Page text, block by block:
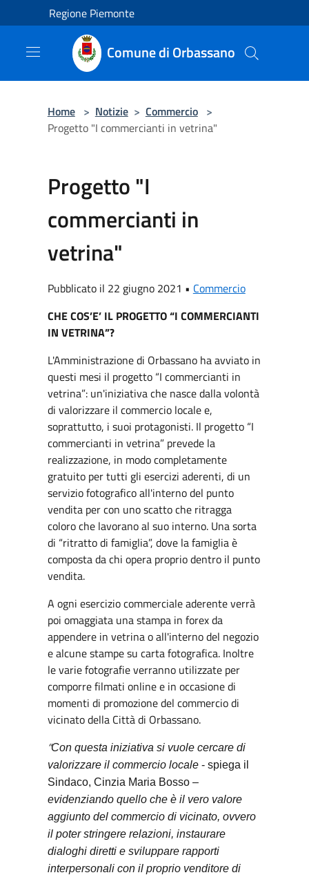
Salta al contenuto principale
Regione Piemonte
Comune di Orbassano
Home > Notizie > Commercio >
Progetto "I commercianti in vetrina"
Progetto "I
commercianti in
vetrina"
Pubblicato il 22 giugno 2021 • Commercio
CHE COS’E’ IL PROGETTO “I COMMERCIANTI
IN VETRINA”?
L'Amministrazione di Orbassano ha avviato in
questi mesi il progetto “I commercianti in
vetrina”: un'iniziativa che nasce dalla volontà
di valorizzare il commercio locale e,
soprattutto, i suoi protagonisti. Il progetto “I
commercianti in vetrina” prevede la
realizzazione, in modo completamente
gratuito per tutti gli esercizi aderenti, di un
servizio fotografico all'interno del punto
vendita per con uno scatto che ritragga
coloro che lavorano al suo interno. Una sorta
di “ritratto di famiglia”, dove la famiglia è
composta da chi opera proprio dentro il punto
vendita.
A ogni esercizio commerciale aderente verrà
poi omaggiata una stampa in forex da
appendere in vetrina o all'interno del negozio
e alcune stampe su carta fotografica. Inoltre
le varie fotografie verranno utilizzate per
comporre filmati online e in occasione di
momenti di promozione del commercio di
vicinato della Città di Orbassano.
“Con questa iniziativa si vuole cercare di
valorizzare il commercio locale- spiega il
Sindaco, Cinzia Maria Bosso –
evidenziando quello che è il vero valore
aggiunto del commercio di vicinato, ovvero
il poter stringere relazioni, instaurare
dialoghi diretti e sviluppare rapporti
interpersonali con il proprio venditore di